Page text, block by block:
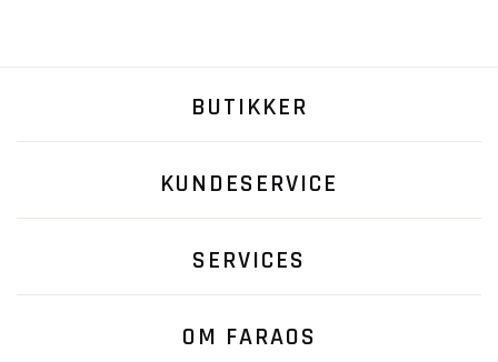
BUTIKKER
KUNDESERVICE
SERVICES
OM FARAOS